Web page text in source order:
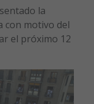
la
con motivo del
el próximo 12